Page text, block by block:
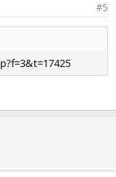
#5